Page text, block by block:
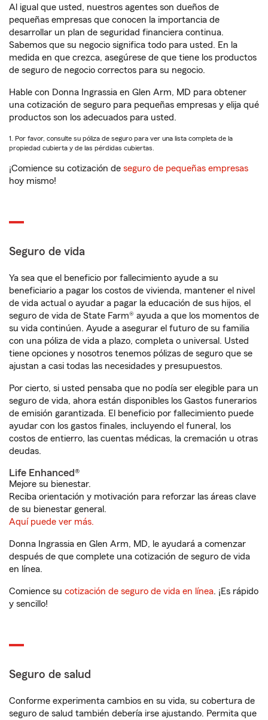
Al igual que usted, nuestros agentes son dueños de
pequeñas empresas que conocen la importancia de
desarrollar un plan de seguridad financiera continua.
Sabemos que su negocio significa todo para usted. En la
medida en que crezca, asegúrese de que tiene los productos
de seguro de negocio correctos para su negocio.
Hable con Donna Ingrassia en Glen Arm, MD para obtener
una cotización de seguro para pequeñas empresas y elija qué
productos son los adecuados para usted.
1. Por favor, consulte su póliza de seguro para ver una lista completa de la
propiedad cubierta y de las pérdidas cubiertas.
¡Comience su cotización de seguro de pequeñas empresas
hoy mismo!
Seguro de vida
Ya sea que el beneficio por fallecimiento ayude a su
beneficiario a pagar los costos de vivienda, mantener el nivel
de vida actual o ayudar a pagar la educación de sus hijos, el
seguro de vida de State Farm® ayuda a que los momentos de
su vida continúen. Ayude a asegurar el futuro de su familia
con una póliza de vida a plazo, completa o universal. Usted
tiene opciones y nosotros tenemos pólizas de seguro que se
ajustan a casi todas las necesidades y presupuestos.
Por cierto, si usted pensaba que no podía ser elegible para un
seguro de vida, ahora están disponibles los Gastos funerarios
de emisión garantizada. El beneficio por fallecimiento puede
ayudar con los gastos finales, incluyendo el funeral, los
costos de entierro, las cuentas médicas, la cremación u otras
deudas.
Life Enhanced®
Mejore su bienestar.
Reciba orientación y motivación para reforzar las áreas clave
de su bienestar general.
Aquí puede ver más.
Donna Ingrassia en Glen Arm, MD, le ayudará a comenzar
después de que complete una cotización de seguro de vida
en línea.
Comience su cotización de seguro de vida en línea. ¡Es rápido
y sencillo!
Seguro de salud
Conforme experimenta cambios en su vida, su cobertura de
seguro de salud también debería irse ajustando. Permita que